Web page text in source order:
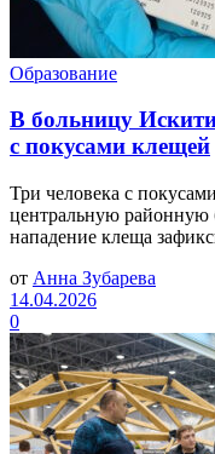
Образование
В больницу
с покусами клещей
Три человека с
центральную районную
нападение клеща
от Анна Зубарева
14.04.2026
0